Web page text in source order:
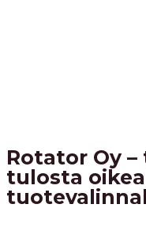
Rotator Oy
tulosta